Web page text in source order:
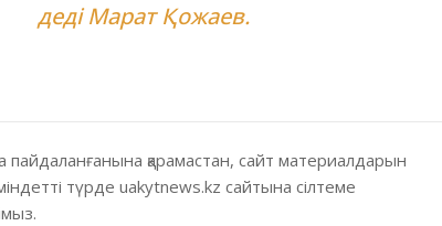
деді Марат Қожаев.
пайдаланғанына қарамастан, сайт материалдарын
түрде uakytnews.kz сайтына сілтеме